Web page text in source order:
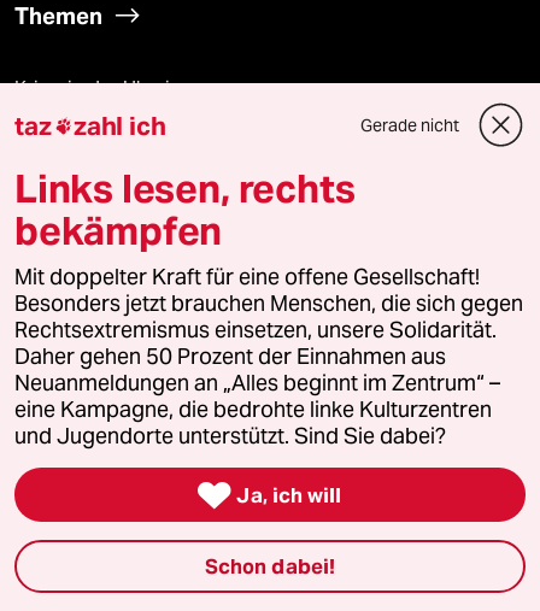
Themen
Krieg in der Ukraine
US-Demokraten
Nahost-Konflikt
Waldbrände
Verlag
Aktuelles
Hausblog
taz zahl ich Gerade nicht
Links lesen, rechts
bekämpfen
Mit doppelter Kraft für eine offene Gesellschaft!
Besonders jetzt brauchen Menschen, die sich gegen
Rechtsextremismus einsetzen, unsere Solidarität.
Daher gehen 50 Prozent der Einnahmen aus
Neuanmeldungen an „Alles beginnt im Zentrum“ –
eine Kampagne, die bedrohte linke Kulturzentren
und Jugendorte unterstützt. Sind Sie dabei?
 Ja, ich will
Schon dabei!